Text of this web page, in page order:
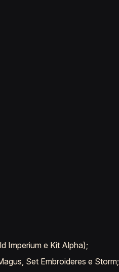
Imperium e Kit Alpha);
Set Embroideres e Storm;